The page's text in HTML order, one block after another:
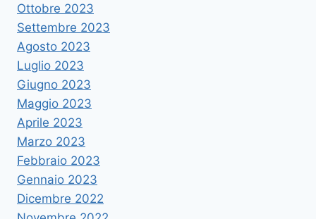
Ottobre 2023
Settembre 2023
Agosto 2023
Luglio 2023
Giugno 2023
Maggio 2023
Aprile 2023
Marzo 2023
Febbraio 2023
Gennaio 2023
Dicembre 2022